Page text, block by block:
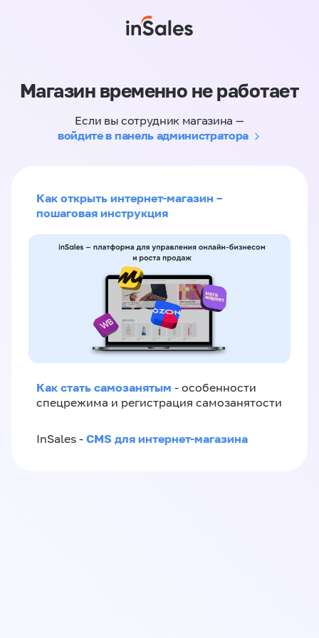
Магазин временно не работает
Если вы сотрудник магазина —
войдите в панель администратора
Как открыть интернет-магазин –
пошаговая инструкция
Как стать самозанятым - особенности
спецрежима и регистрация самозанятости
InSales - CMS для интернет-магазина